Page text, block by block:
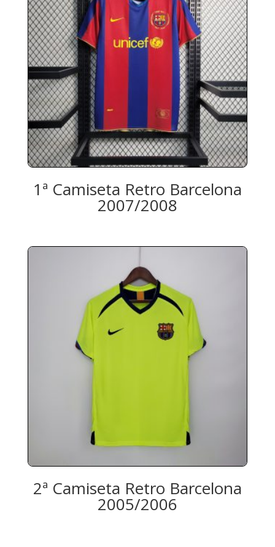
1ª Camiseta Retro Barcelona
2007/2008
2ª Camiseta Retro Barcelona
2005/2006